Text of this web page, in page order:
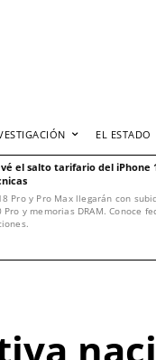
EL ESTADO
el salto tarifario del iPhone
Pro y Pro Max llegarán con
Pro y memorias DRAM. Conoce